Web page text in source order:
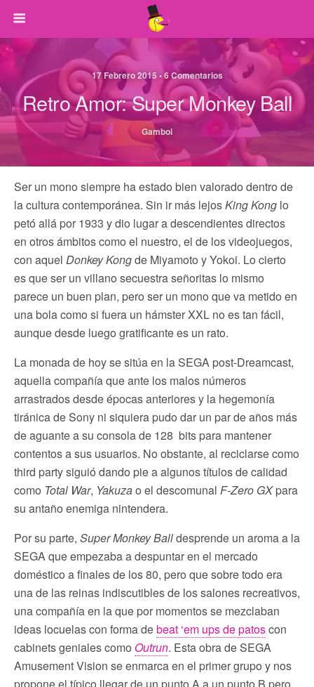
17 Febrero 2015 • 6 Comentarios
Retro Amor: Super Monkey Ball
Gamboi
Ser un mono siempre ha estado bien valorado dentro de
la cultura contemporánea. Sin ir más lejosKing Kong lo
petó allá por 1933 y dio lugar a descendientes directos
en otros ámbitos como el nuestro, el de los videojuegos,
con aquel Donkey Kongde Miyamoto y Yokoi. Lo cierto
es que ser un villano secuestra señoritas lo mismo
parece un buen plan, pero ser un mono que va metido en
una bola como si fuera un hámster XXL no es tan fácil,
aunque desde luego gratificante es un rato.
La monada de hoy se sitúa en la SEGA post-Dreamcast,
aquella compañía que ante los malos números
arrastrados desde épocas anteriores y la hegemonía
tiránica de Sony ni siquiera pudo dar un par de años más
de aguante a su consola de 128 bits para mantener
contentos a sus usuarios. No obstante, al reciclarse como
third party siguió dando pie a algunos títulos de calidad
como Total War, Yakuzao el descomunal F-Zero GXpara
su antaño enemiga nintendera.
Por su parte, Super Monkey Balldesprende un aroma a la
SEGA que empezaba a despuntar en el mercado
doméstico a finales de los 80, pero que sobre todo era
una de las reinas indiscutibles de los salones recreativos,
una compañía en la que por momentos se mezclaban
ideas locuelas con forma debeat ‘em ups de patoscon
cabinets geniales como Outrun. Esta obra de SEGA
Amusement Vision se enmarca en el primer grupo y nos